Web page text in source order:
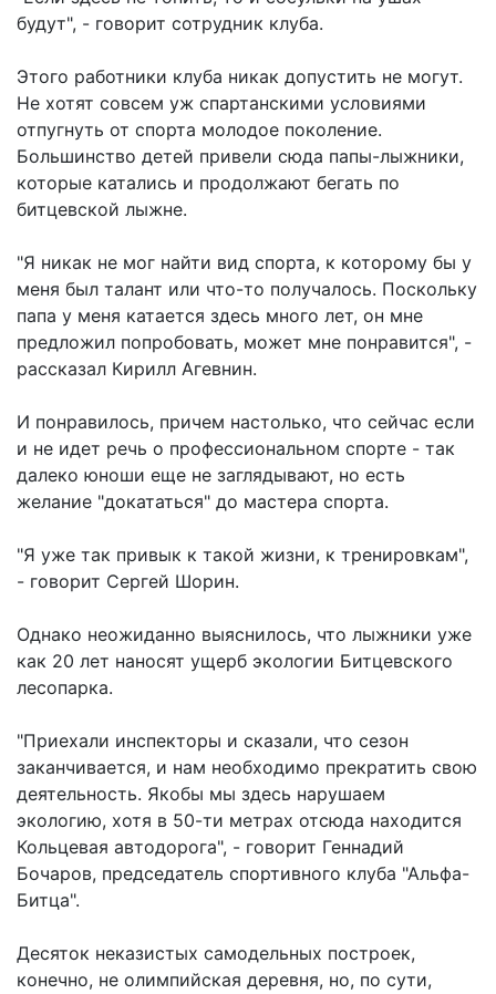
будут", - говорит сотрудник клуба.
Этого работники клуба никак допустить не могут.
Не хотят совсем уж спартанскими условиями
отпугнуть от спорта молодое поколение.
Большинство детей привели сюда папы-лыжники,
которые катались и продолжают бегать по
битцевской лыжне.
"Я никак не мог найти вид спорта, к которому бы у
меня был талант или что-то получалось. Поскольку
папа у меня катается здесь много лет, он мне
предложил попробовать, может мне понравится", -
рассказал Кирилл Агевнин.
И понравилось, причем настолько, что сейчас если
и не идет речь о профессиональном спорте - так
далеко юноши еще не заглядывают, но есть
желание "докататься" до мастера спорта.
"Я уже так привык к такой жизни, к тренировкам",
- говорит Сергей Шорин.
Однако неожиданно выяснилось, что лыжники уже
как 20 лет наносят ущерб экологии Битцевского
лесопарка.
"Приехали инспекторы и сказали, что сезон
заканчивается, и нам необходимо прекратить свою
деятельность. Якобы мы здесь нарушаем
экологию, хотя в 50-ти метрах отсюда находится
Кольцевая автодорога", - говорит Геннадий
Бочаров, председатель спортивного клуба "Альфа-
Битца".
Десяток неказистых самодельных построек,
конечно, не олимпийская деревня, но, по сути,